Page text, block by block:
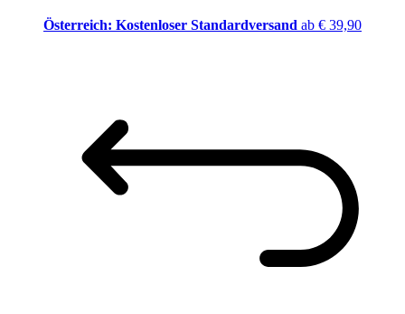
Österreich: Kostenloser Standardversand ab € 39,90